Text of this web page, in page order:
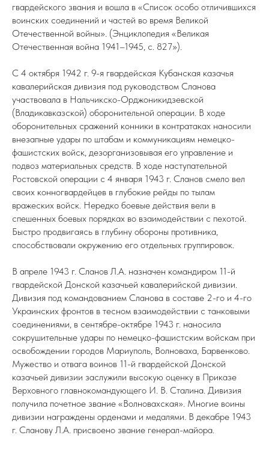
гвардейского звания и вошла в «Список особо отличившихся
воинских соединений и частей во время Великой
Отечественной войны». (Энциклопедия «Великая
Отечественная война 1941–1945, с. 827»).
С 4 октября 1942 г. 9-я гвардейская Кубанская казачья
кавалерийская дивизия под руководством Сланова
участвовала в Нальчикско-Орджоникидзевской
(Владикавказской) оборонительной операции. В ходе
оборонительных сражений конники в контратаках наносили
внезапные удары по штабам и коммуникациям немецко-
фашистских войск, дезорганизовывая его управление и
подвоз материальных средств. В ходе наступательной
Ростовской операции с 4 января 1943 г. Сланов смело вел
своих конногвардейцев в глубокие рейды по тылам
вражеских войск. Нередко боевые действия вели в
спешенных боевых порядках во взаимодействии с пехотой.
Быстро продвигаясь в глубину обороны противника,
способствовали окружению его отдельных группировок.
В апреле 1943 г. Сланов Л.А. назначен командиром 11-й
гвардейской Донской казачьей кавалерийской дивизии.
Дивизия под командованием Сланова в составе 2-го и 4-го
Украинских фронтов в тесном взаимодействии с танковыми
соединениями, в сентябре-октябре 1943 г. наносила
сокрушительные удары по немецко-фашистским войскам при
освобождении городов Мариуполь, Волноваха, Барвенково.
Мужество и отвага воинов 11-й гвардейской Донской
казачьей дивизии заслужили высокую оценку в Приказе
Верховного главнокомандующего И. В. Сталина. Дивизия
получила почетное звание «Волновахская». Многие воины
дивизии награждены орденами и медалями. В декабре 1943
г. Сланову Л.А. присвоено звание генерал-майора.